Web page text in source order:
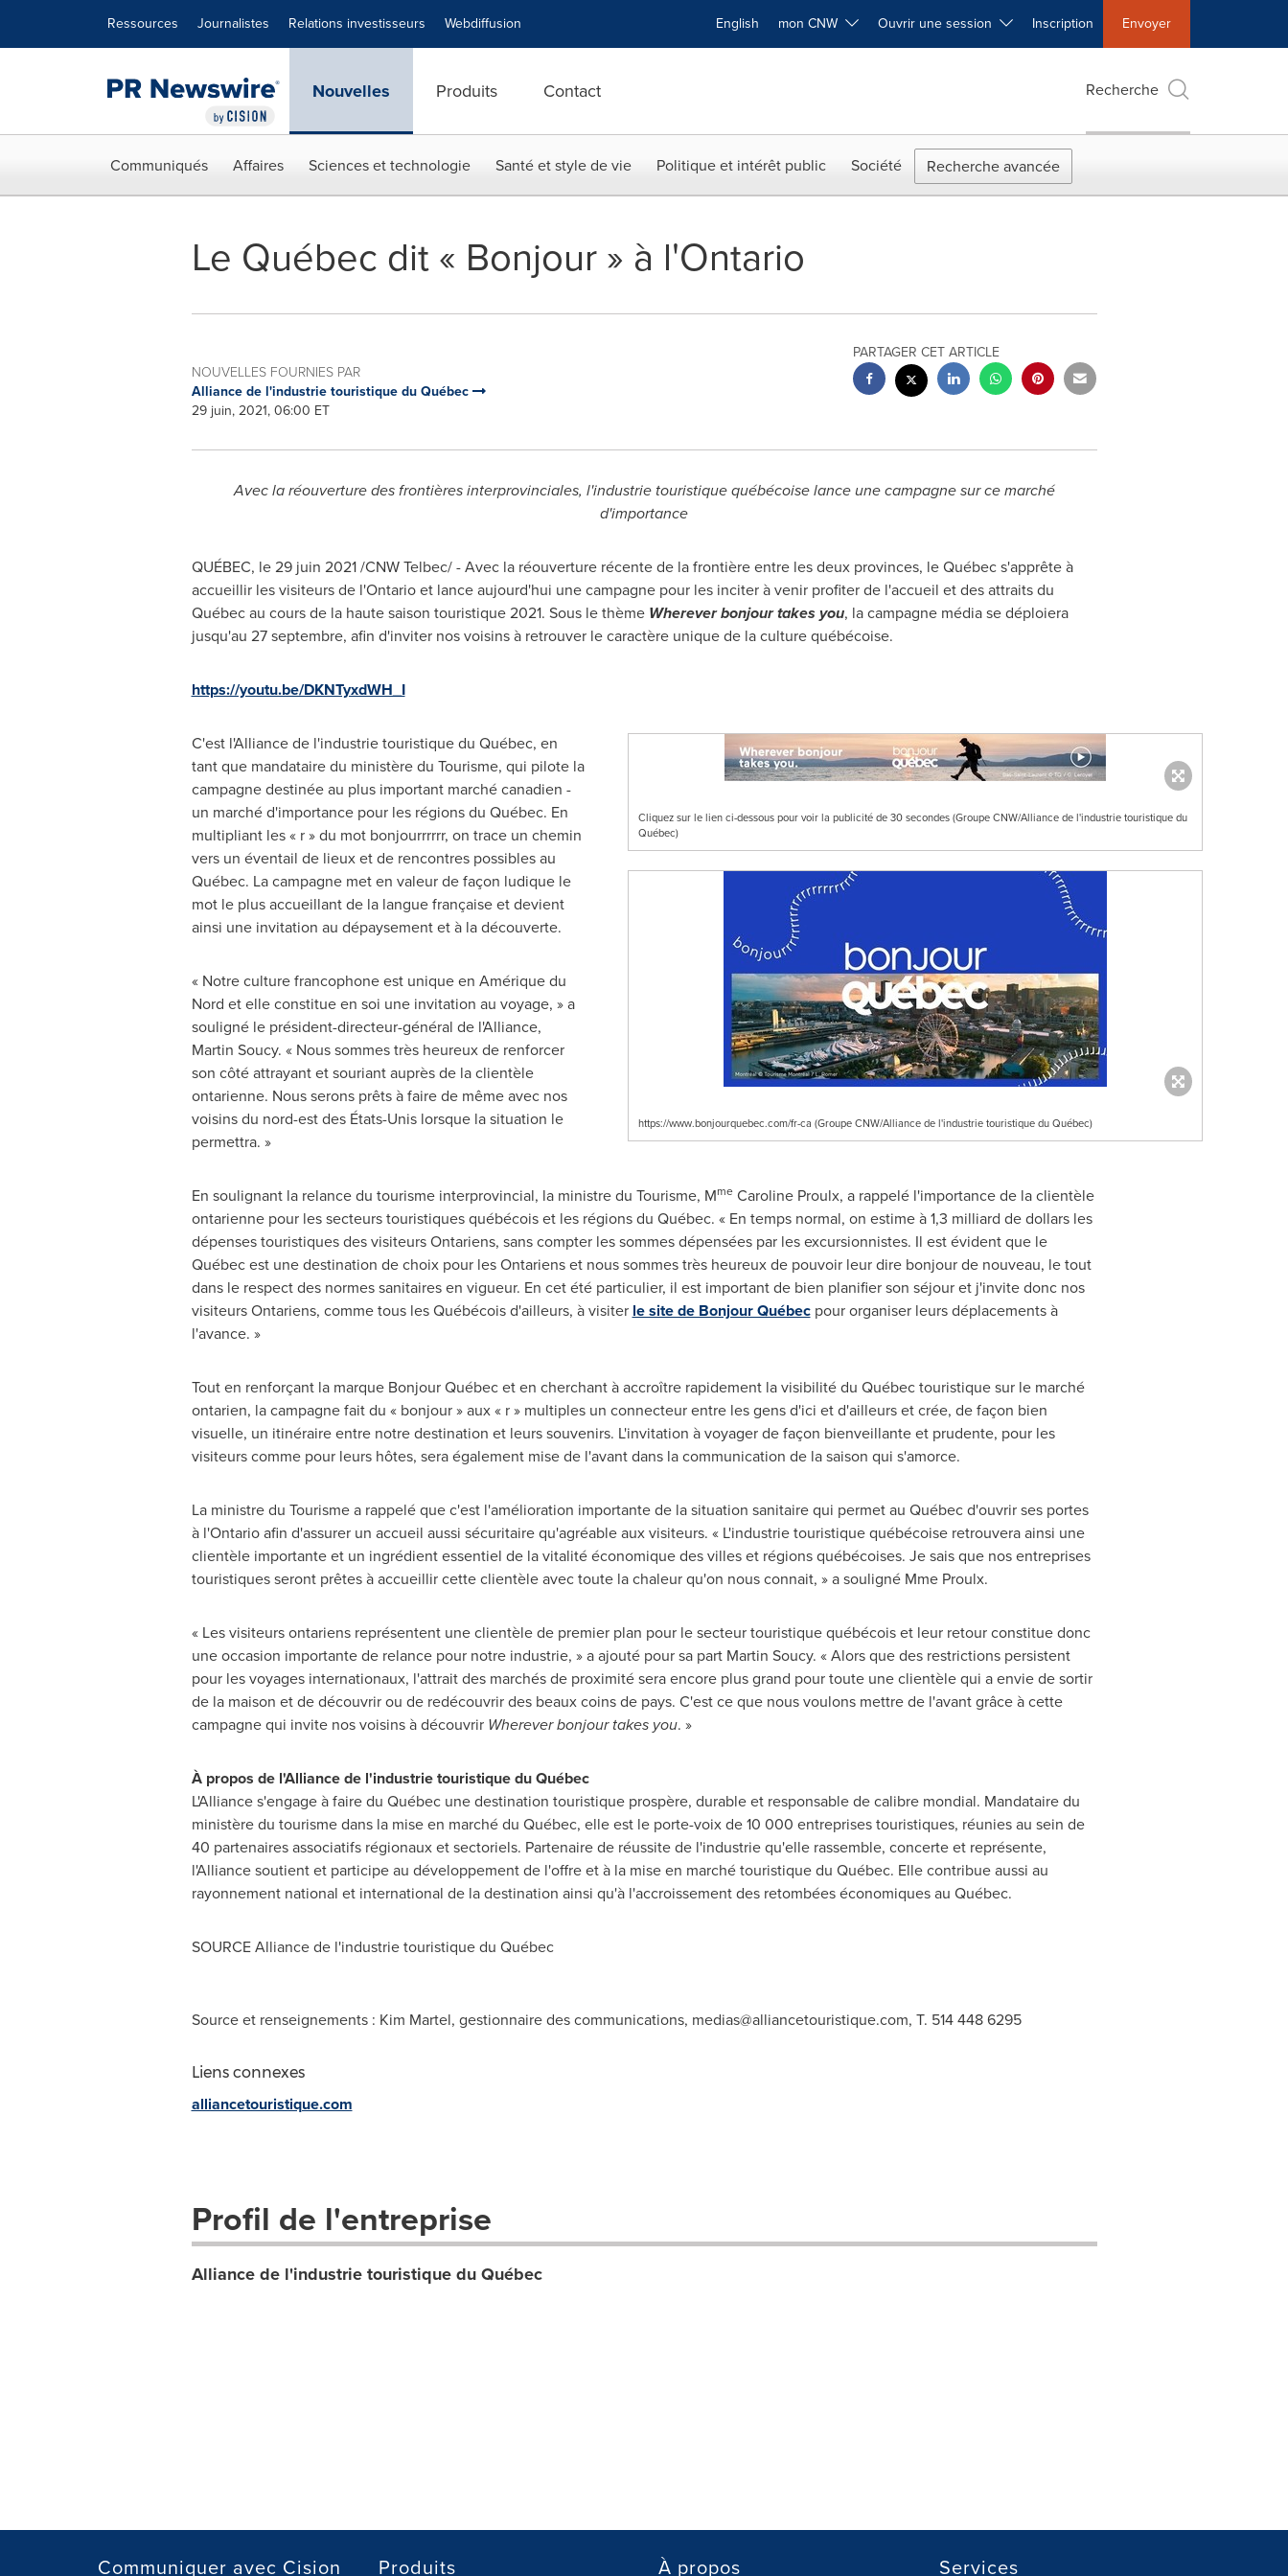
Ressources Journalistes Relations investisseurs Webdiffusion English mon CNW Ouvrir une session Inscription Envoyer
Nouvelles Produits Contact Recherche
Communiqués Affaires Sciences et technologie Santé et style de vie Politique et intérêt public Société Recherche avancée
Le Québec dit « Bonjour » à l'Ontario
NOUVELLES FOURNIES PAR
Alliance de l'industrie touristique du Québec
29 juin, 2021, 06:00 ET
PARTAGER CET ARTICLE
Avec laréouverture des frontières interprovinciales, l'industrie touristique québécoise lance une campagne sur ce marché
d'importance
QUÉBEC, le 29 juin 2021 /CNW Telbec/ - Avec la réouverture récente de la frontière entre les deux provinces, le Québec s'apprête à
accueillir les visiteurs de l'Ontarioet lance aujourd'hui une campagne pour les inciter à venir profiter de l'accueil et des attraits du
Québec au cours de la haute saison touristique 2021. Sous le thème Wherever bonjour takes you, la campagne média se déploiera
jusqu'au 27 septembre, afin d'inviter nos voisins à retrouver le caractère unique de la culture québécoise.
https://youtu.be/DKNTyxdWH_I
Cliquez sur le lien ci-dessous pour voir la publicité de 30 secondes (Groupe CNW/Alliance de l'industrie touristique du
Québec)
https://www.bonjourquebec.com/fr-ca (Groupe CNW/Alliance de l'industrie touristique du Québec)
C'est l'Alliance de l'industrie touristique du Québec, en
tant que mandataire du ministère du Tourisme, qui pilote la
campagne destinée au plus important marché canadien -
un marché d'importance pour les régions du Québec. En
multipliant les « r » du mot bonjourrrrrr, on trace un chemin
vers un éventail de lieux et de rencontres possibles au
Québec. La campagne met en valeur de façon ludique le
mot le plus accueillant de la langue française et devient
ainsi une invitation au dépaysement et à la découverte.
« Notre culture francophone est unique en Amérique du
Nord et elle constitue en soi une invitation au voyage, » a
souligné le président-directeur-général de l'Alliance,
Martin Soucy. « Nous sommes très heureux de renforcer
son côté attrayant et souriant auprès de la clientèle
ontarienne. Nous serons prêts à faire de même avec nos
voisins du nord-est des États-Unis lorsque la situation le
permettra. »
En soulignant la relance du tourisme interprovincial, la ministre du Tourisme, Mme Caroline Proulx, a rappelé l'importance de la clientèle
ontarienne pour les secteurs touristiques québécois et les régions du Québec. « En temps normal, on estime à 1,3 milliard de dollars les
dépenses touristiques des visiteurs Ontariens, sans compter les sommes dépensées par les excursionnistes. Il est évident que le
Québec est une destination de choix pour les Ontariens et nous sommes très heureux de pouvoir leur dire bonjour de nouveau, le tout
dans le respect des normes sanitaires en vigueur. En cet été particulier, il est important de bien planifier son séjour et j'invite donc nos
visiteurs Ontariens, comme tous les Québécois d'ailleurs, à visiter le site de Bonjour Québecpour organiser leurs déplacements à
l'avance. »
Tout en renforçant la marque Bonjour Québec et en cherchant à accroître rapidement la visibilité du Québec touristique sur le marché
ontarien, la campagne fait du « bonjour » aux « r » multiples un connecteur entre les gens d'ici et d'ailleurs et crée, de façon bien
visuelle, un itinéraire entre notre destination et leurs souvenirs. L'invitation à voyager de façon bienveillante et prudente, pour les
visiteurs comme pour leurs hôtes, sera également mise de l'avant dans la communication de la saison qui s'amorce.
La ministre du Tourisme a rappelé que c'est l'amélioration importante de la situation sanitaire qui permet au Québec d'ouvrir ses portes
à l'Ontarioafin d'assurer un accueil aussi sécuritaire qu'agréable aux visiteurs. « L'industrie touristique québécoise retrouvera ainsi une
clientèle importante et un ingrédient essentiel de la vitalité économique des villes et régions québécoises. Je sais que nos entreprises
touristiques seront prêtes à accueillir cette clientèle avec toute la chaleur qu'on nous connait, » a souligné Mme Proulx.
« Les visiteurs ontariens représentent une clientèle de premier plan pour le secteur touristique québécois et leur retour constitue donc
une occasion importante de relance pour notre industrie, » a ajouté pour sa part Martin Soucy. « Alors que des restrictions persistent
pour les voyages internationaux, l'attrait des marchés de proximité sera encore plus grand pour toute une clientèle qui a envie de sortir
de la maison et de découvrir ou de redécouvrir des beaux coins de pays. C'est ce que nous voulons mettre de l'avant grâce à cette
campagne qui invite nos voisins à découvrir Wherever bonjour takes you. »
À propos de l'Alliance de l'industrie touristique du Québec
L'Alliance s'engage à faire du Québec une destination touristique prospère, durable et responsable de calibre mondial. Mandataire du
ministère du tourisme dans la mise en marché du Québec, elle est le porte-voix de 10 000 entreprises touristiques, réunies au sein de
40 partenaires associatifs régionaux et sectoriels. Partenaire de réussite de l'industrie qu'elle rassemble, concerte et représente,
l'Alliance soutient et participe au développement de l'offre et à la mise en marché touristique du Québec. Elle contribue aussi au
rayonnement national et international de la destination ainsi qu'à l'accroissement des retombées économiques au Québec.
SOURCE Alliance de l'industrie touristique du Québec
Source et renseignements : Kim Martel, gestionnaire des communications, medias@alliancetouristique.com, T. 514 448 6295
Liens connexes
alliancetouristique.com
Profil de l'entreprise
Alliance de l'industrie touristique du Québec
Communiquer avec Cision Produits À propos Services